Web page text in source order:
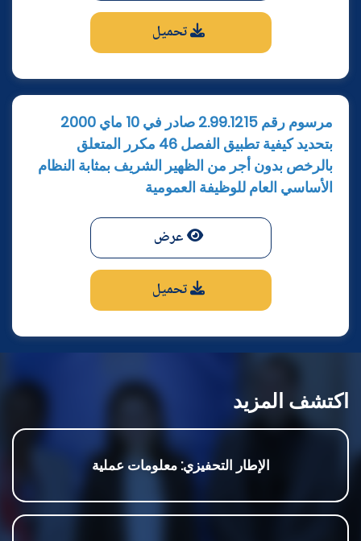
تحميل
مرسوم رقم 2.99.1215 صادر في 10 ماي 2000
بتحديد كيفية تطبيق الفصل 46 مكرر المتعلق
بالرخص بدون أجر من الظهير الشريف بمثابة النظام
الأساسي العام للوظيفة العمومية
عرض
تحميل
اكتشف المزيد
الإطار التحفيزي: معلومات عملية